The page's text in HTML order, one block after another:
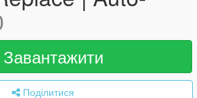
Завантажити
Поділитися